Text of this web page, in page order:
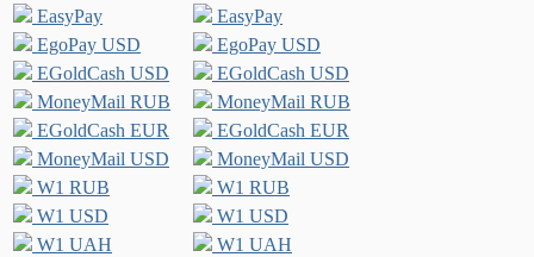
EasyPay
EasyPay
EgoPay USD
EgoPay USD
EGoldCash USD
EGoldCash USD
MoneyMail RUB
MoneyMail RUB
EGoldCash EUR
EGoldCash EUR
MoneyMail USD
MoneyMail USD
W1 RUB
W1 RUB
W1 USD
W1 USD
W1 UAH
W1 UAH